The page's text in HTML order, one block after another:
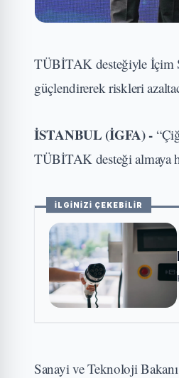
TÜBİTAK desteğiyle İçim
güçlendirerek riskleri
İSTANBUL (İGFA) -
TÜBİTAK desteği almaya
İLGİNİZİ ÇEKEBİLİR
Sanayi ve Teknoloji